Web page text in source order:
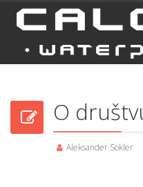
O
Aleksander Sokler